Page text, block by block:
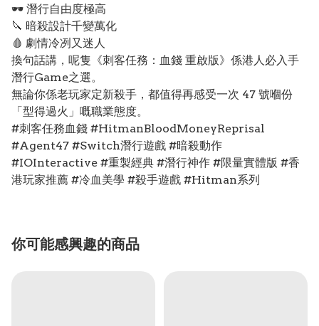
🕶️ 潛行自由度極高
🔪 暗殺設計千變萬化
🩸 劇情冷冽又迷人
換句話講，呢隻《刺客任務：血錢 重啟版》係港人必入手
潛行Game之選。
無論你係老玩家定新殺手，都值得再感受一次 47 號嗰份
「型得過火」嘅職業態度。
#刺客任務血錢 #HitmanBloodMoneyReprisal
#Agent47 #Switch潛行遊戲 #暗殺動作
#IOInteractive #重製經典 #潛行神作 #限量實體版 #香
港玩家推薦 #冷血美學 #殺手遊戲 #Hitman系列
你可能感興趣的商品